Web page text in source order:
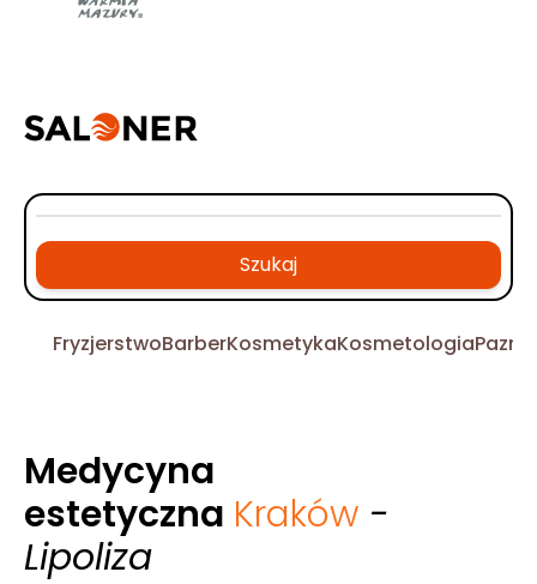
Szukaj
FryzjerstwoBarberKosmetykaKosmetologia
Medycyna
estetyczna Kraków -
Lipoliza